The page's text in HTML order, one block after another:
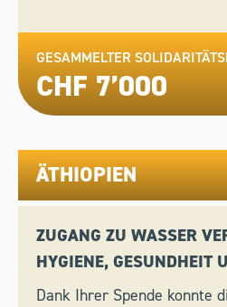
GESAMMELTER
CHF 7’000
ÄTHIOPIEN
ZUGANG ZU WASSER
HYGIENE, GESUNDHEIT
Dank Ihrer Spende konnte